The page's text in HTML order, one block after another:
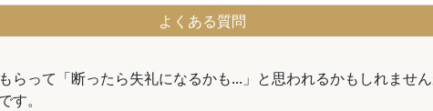
よくある質問
らって「断ったら失礼になるかも...」と思われるかもしれませ
す。